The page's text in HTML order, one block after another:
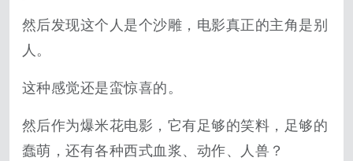
然后发现这个人是个沙雕，电影真正的主角是别
人。
这种感觉还是蛮惊喜的。
然后作为爆米花电影，它有足够的笑料，足够的
蠢萌，还有各种西式血浆、动作、人兽？